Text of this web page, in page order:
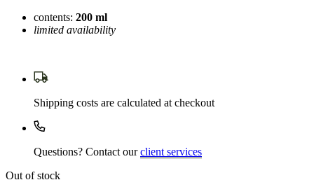
contents: 200 ml
limited availability
Shipping costs are calculated at checkout
Questions? Contact ourclient services
Out of stock